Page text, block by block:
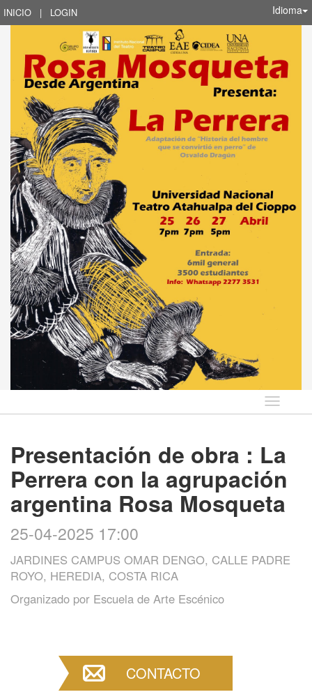
INICIO | LOGIN Idioma
Idioma
Presentación de obra : La
Perrera con la agrupación
argentina Rosa Mosqueta
25-04-2025 17:00
JARDINES CAMPUS OMAR DENGO, CALLE PADRE
ROYO, HEREDIA, COSTA RICA
Organizado por Escuela de Arte Escénico
CONTACTO